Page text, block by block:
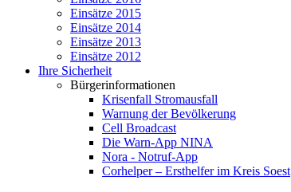
Einsätze 2015
Einsätze 2014
Einsätze 2013
Einsätze 2012
Ihre Sicherheit
Bürgerinformationen
Krisenfall Stromausfall
Warnung der Bevölkerung
Cell Broadcast
Die Warn-App NINA
Nora - Notruf-App
Corhelper – Ersthelfer im Kreis Soest